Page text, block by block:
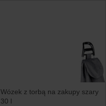
Wózek z torbą na zakupy szary
30 l